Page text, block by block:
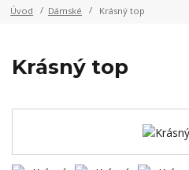
Úvod Dámské Krásný top
Krásný top